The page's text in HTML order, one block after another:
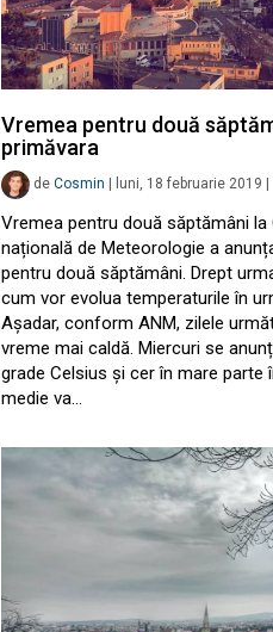
Vremea pentru două
primăvara
de Cosmin luni, 18 februarie 2019
Vremea pentru două săptămâni la
națională de Meteorologie a
pentru două săptămâni. Drept
cum vor evolua temperaturile în
Așadar, conform ANM, zilele
vreme mai caldă. Miercuri se
grade Celsius și cer în mare
medie va…